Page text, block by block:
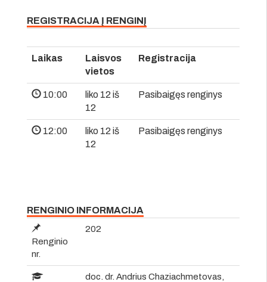
REGISTRACIJA Į RENGINĮ
Laikas
Laisvos
vietos
Registracija
10:00
liko 12 iš
12
Pasibaigęs renginys
12:00
liko 12 iš
12
Pasibaigęs renginys
RENGINIO INFORMACIJA
Renginio
nr.
202
doc. dr. Andrius Chaziachmetovas,